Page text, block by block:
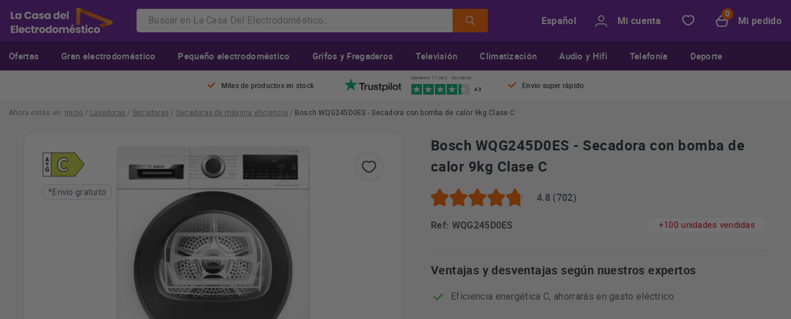
Español Mi cuenta Mi pedido
Ofertas Gran electrodoméstico Pequeño electrodoméstico Grifos y Fregaderos Televisión Climatización Audio y Hifi Telefonía Deporte
Miles de productos en stock
Opiniones 17.082 · Excelente
4.3 Envio super rápido
Ahora estás en: Inicio / Lavadoras / Secadoras / Secadoras de máxima eficiencia / Bosch WQG245D0ES - Secadora con bomba de calor 9kg Clase C
*Envío gratuito
Bosch WQG245D0ES - Secadora con bomba de
calor 9kg Clase C
4.8 (702)
Ref: WQG245D0ES +100 unidades vendidas
Ventajas y desventajas según nuestros expertos
Eficiencia energética C, ahorrarás en gasto eléctrico